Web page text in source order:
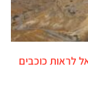
לראות כוכבים